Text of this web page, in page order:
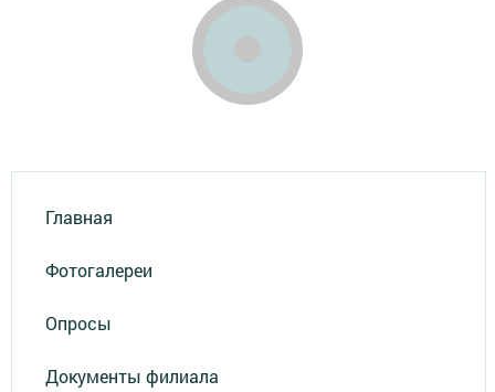
Главная
Фотогалереи
Опросы
Документы филиала